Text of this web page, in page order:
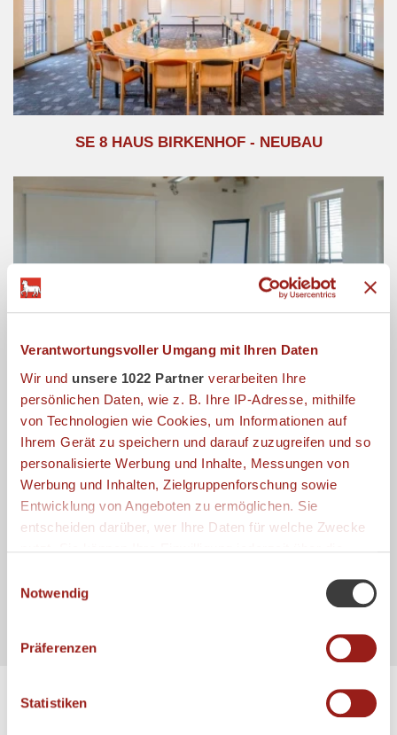
Verantwortungsvoller Umgang mit Ihren Daten
Wir und unsere 1022 Partner verarbeiten Ihre
persönlichen Daten, wie z. B. Ihre IP-Adresse, mithilfe
von Technologien wie Cookies, um Informationen auf
Ihrem Gerät zu speichern und darauf zuzugreifen und so
personalisierte Werbung und Inhalte, Messungen von
Werbung und Inhalten, Zielgruppenforschung sowie
Entwicklung von Angeboten zu ermöglichen. Sie
entscheiden darüber, wer Ihre Daten für welche Zwecke
Trigger Symbol ändern oder widerrufen
Informationen über Ihre geografische Lage
können
Notwendig
Präferenzen
Statistiken
SE 8 HAUS BIRKENHOF - NEUBAU
SE 8A HAUS BIRKENHOF - NEUBAU